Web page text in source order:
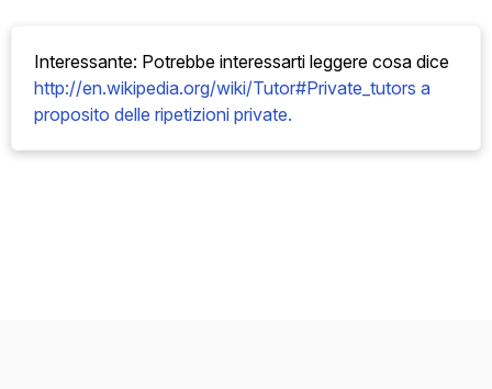
Interessante: Potrebbe interessarti leggere cosa dice
http://en.wikipedia.org/wiki/Tutor#Private_tutors a
proposito delle ripetizioni private.